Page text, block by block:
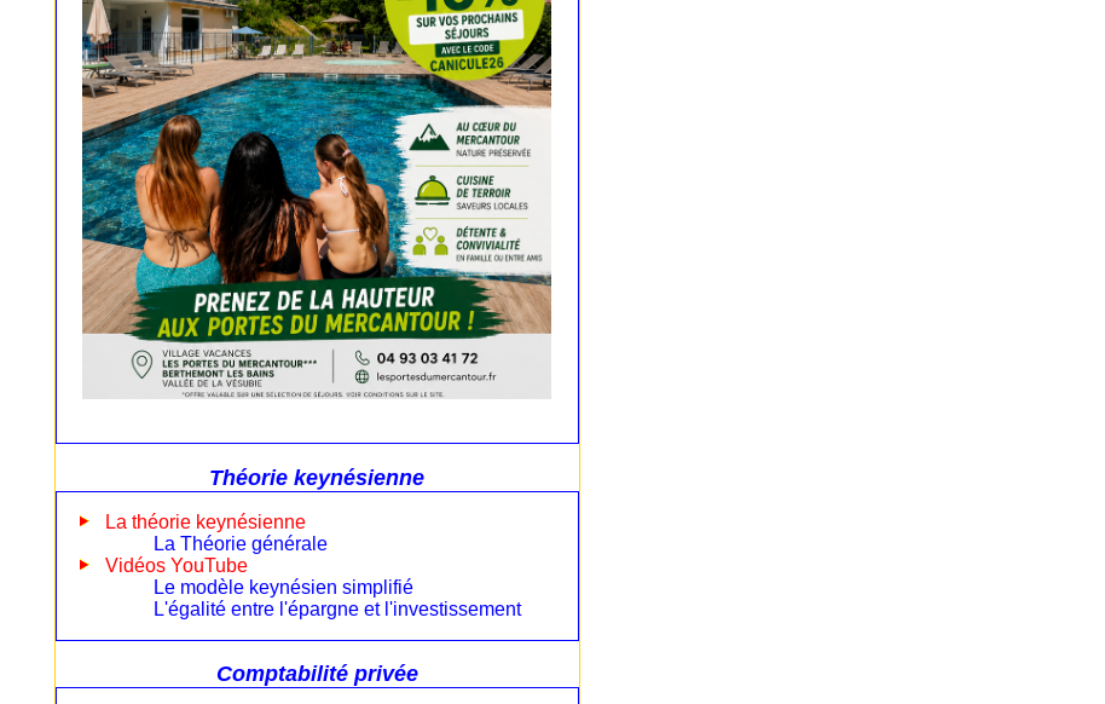
Théorie keynésienne
La théorie keynésienne
La Théorie générale
Vidéos YouTube
Le modèle keynésien simplifié
L'égalité entre l'épargne et l'investissement
Comptabilité privée